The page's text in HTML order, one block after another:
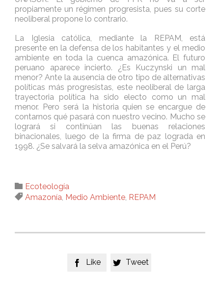
propiamente un régimen progresista, pues su corte
neoliberal propone lo contrario.
La Iglesia católica, mediante la REPAM, está
presente en la defensa de los habitantes y el medio
ambiente en toda la cuenca amazónica. El futuro
peruano aparece incierto. ¿Es Kuczynski un mal
menor? Ante la ausencia de otro tipo de alternativas
políticas más progresistas, este neoliberal de larga
trayectoria política ha sido electo como un mal
menor. Pero será la historia quien se encargue de
contarnos qué pasará con nuestro vecino. Mucho se
logrará si continúan las buenas relaciones
binacionales, luego de la firma de paz lograda en
1998. ¿Se salvará la selva amazónica en el Perú?
 Category
Ecoteología
 Tags
Amazonía Medio Ambiente REPAM
 Like  Tweet